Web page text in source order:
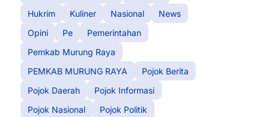
Hukrim
Kuliner Nasional
News
Opini
Pe
Pemerintahan
Pemkab Murung Raya
PEMKAB MURUNG RAYA
Pojok Berita
Pojok Daerah
Pojok Informasi
Pojok Nasional
Pojok Politik